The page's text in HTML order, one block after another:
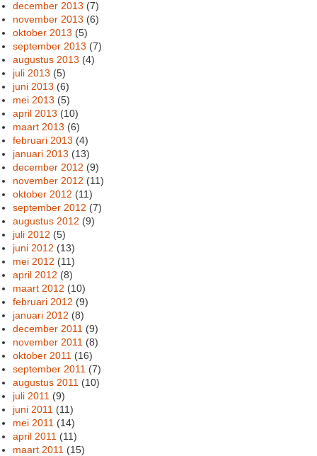
december 2013 (7)
november 2013 (6)
oktober 2013 (5)
september 2013 (7)
augustus 2013 (4)
juli 2013 (5)
juni 2013 (6)
mei 2013 (5)
april 2013 (10)
maart 2013 (6)
februari 2013 (4)
januari 2013 (13)
december 2012 (9)
november 2012 (11)
oktober 2012 (11)
september 2012 (7)
augustus 2012 (9)
juli 2012 (5)
juni 2012 (13)
mei 2012 (11)
april 2012 (8)
maart 2012 (10)
februari 2012 (9)
januari 2012 (8)
december 2011 (9)
november 2011 (8)
oktober 2011 (16)
september 2011 (7)
augustus 2011 (10)
juli 2011 (9)
juni 2011 (11)
mei 2011 (14)
april 2011 (11)
maart 2011 (15)